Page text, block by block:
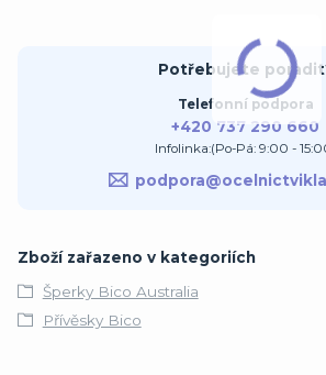
Potřebujete
Telefonní podpora
+420 737 290 660
Infolinka:(Po-Pá: 9:00 -
Zboží zařazeno v kategoriích
Šperky Bico Australia
Přívěsky Bico